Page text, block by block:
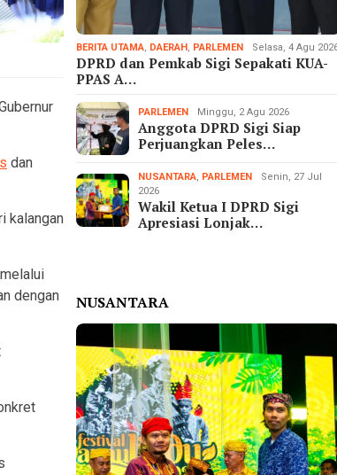
dan
kalangan
dengan
BERITA UTAMA, DAERAH, PARLEMEN Selasa, 4 Agu
DPRD dan Pemkab Sigi Sepakati KUA-
PPAS A…
PARLEMEN Minggu, 2 Agu 2026
Anggota DPRD Sigi Siap
Perjuangkan Peles…
NUSANTARA, PARLEMEN
Senin, 27 Jul
2026
Wakil Ketua I DPRD Sigi
Apresiasi Lonjak…
NUSANTARA